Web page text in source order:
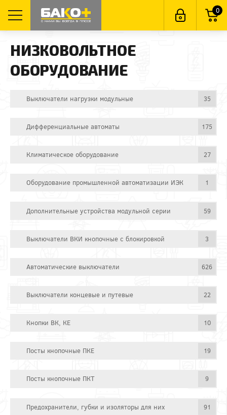
0
НИЗКОВОЛЬТНОЕ
ОБОРУДОВАНИЕ
Выключатели нагрузки модульные 35
Дифференциальные автоматы 175
Климатическое оборудование 27
Оборудование промышленной автоматизации ИЭК 1
Дополнительные устройства модульной серии 59
Выключатели ВКИ кнопочные с блокировкой 3
Автоматические выключатели 626
Выключатели концевые и путевые 22
Кнопки ВК, КЕ 10
Посты кнопочные ПКЕ 19
Посты кнопочные ПКТ 9
Предохранители, губки и изоляторы для них 91